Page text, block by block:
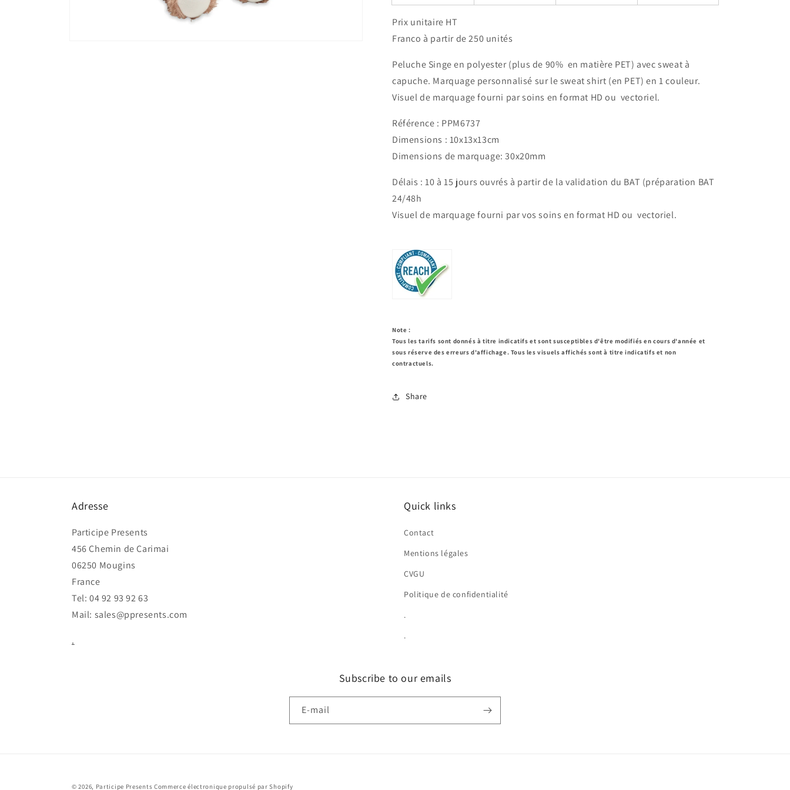
Prix unitaire HT
Franco à partir de 250 unités
Peluche Singe en polyester (plus de 90% en matière PET) avec sweat à
capuche. Marquage personnalisé sur le sweat shirt (en PET) en 1 couleur.
Visuel de marquage fourni par soins en format HD ou vectoriel.
Référence : PPM6737
Dimensions : 10x13x13cm
Dimensions de marquage: 30x20mm
Délais : 10 à 15 jours ouvrés à partir de la validation du BAT (préparation BAT
24/48h
Visuel de marquage fourni par vos soins en format HD ou vectoriel.
Note :
Tous les tarifs sont donnés à titre indicatifs et sont susceptibles d'être modifiés en cours d'année et
sous réserve des erreurs d'affichage. Tous les visuels affichés sont à titre indicatifs et non
contractuels.
Share
Adresse
Participe Presents
456 Chemin de Carimai
06250 Mougins
France
Tel: 04 92 93 92 63
Mail: sales@ppresents.com
.
Quick links
Contact
Mentions légales
CVGU
Politique de confidentialité
.
.
Subscribe to our emails
E-mail
© 2026, Participe Presents Commerce électronique propulsé par Shopify